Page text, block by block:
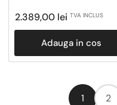
Pret
obisnuit
2.389,00 lei TVA INCLUS
Adauga in cos
1 2